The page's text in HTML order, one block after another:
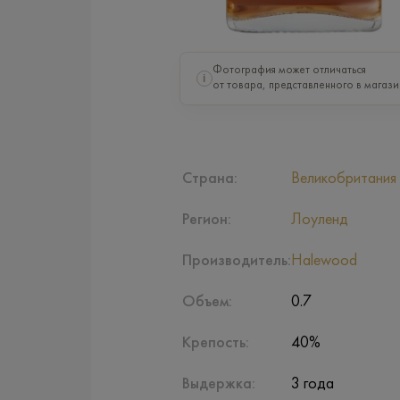
i
Фотография может отличаться
от товара, представленного в
Страна:
Регион:
Производитель:
Объем:
Крепость:
Выдержка:
Великобритания
Лоуленд
Halewood
0.7
40%
3 года